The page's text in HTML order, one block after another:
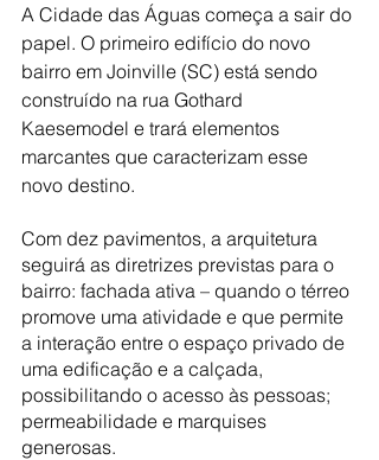
A Cidade das Águas começa a sair do
papel. O primeiro edifício do novo
bairro em Joinville (SC) está sendo
construído na rua Gothard
Kaesemodel e trará elementos
marcantes que caracterizam esse
novo destino.
Com dez pavimentos, a arquitetura
seguirá as diretrizes previstas para o
bairro: fachada ativa – quando o térreo
promove uma atividade e que permite
a interação entre o espaço privado de
uma edificação e a calçada,
possibilitando o acesso às pessoas;
permeabilidade e marquises
generosas.